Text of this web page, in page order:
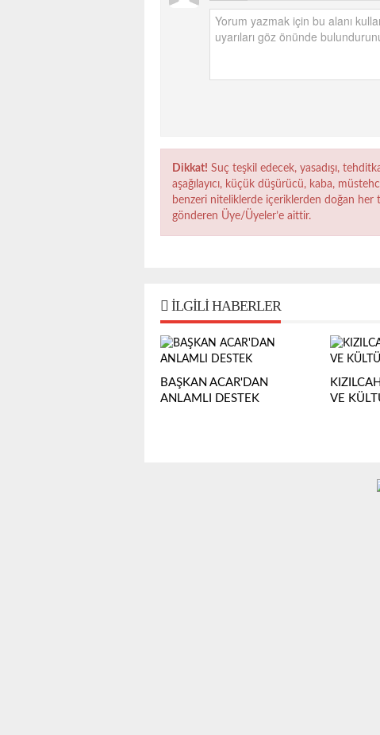
Dikkat! Suç teşkil edecek, yasadışı,
aşağılayıcı, küçük düşürücü, kaba,
benzeri niteliklerde içeriklerden doğan
gönderen Üye/Üyeler’e aittir.
İLGILI HABERLER
BAŞKAN ACAR'DAN
ANLAMLI DESTEK
VE